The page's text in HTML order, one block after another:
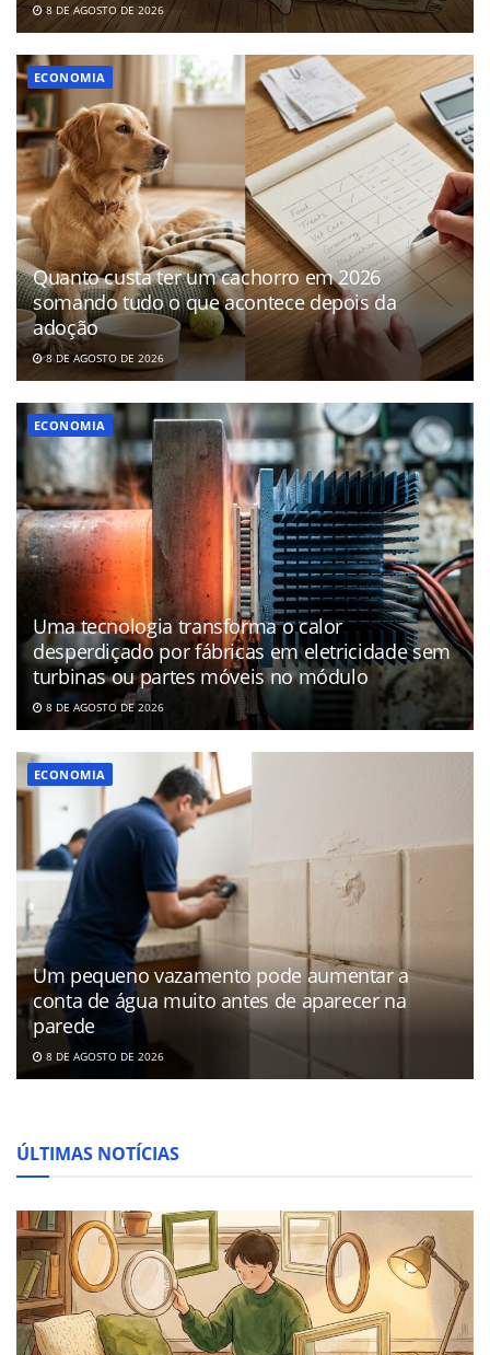
8 DE AGOSTO DE 2026
ECONOMIA
Quanto custa ter um cachorro em 2026
somando tudo o que acontece depois da
adoção
8 DE AGOSTO DE 2026
ECONOMIA
Uma tecnologia transforma o calor
desperdiçado por fábricas em eletricidade sem
turbinas ou partes móveis no módulo
8 DE AGOSTO DE 2026
ECONOMIA
Um pequeno vazamento pode aumentar a
conta de água muito antes de aparecer na
parede
8 DE AGOSTO DE 2026
ÚLTIMAS NOTÍCIAS